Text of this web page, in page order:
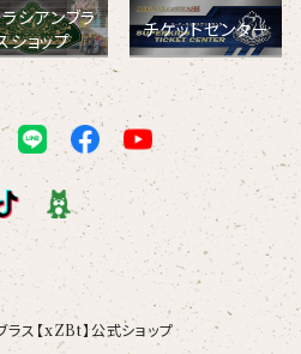
ー
シアンブラ
ショップ
チケットセンター
ス【xZBt】公式ショップ